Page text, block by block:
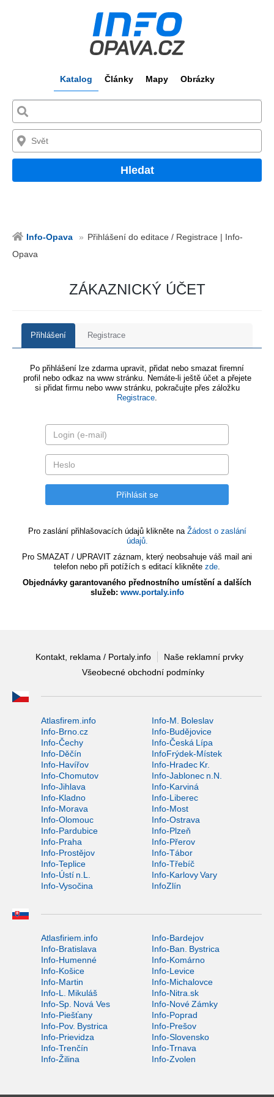
Katalog Články Mapy Obrázky
Hledat
Info-Opava
Přihlášení do editace / Registrace | Info-
Opava
ZÁKAZNICKÝ ÚČET
Přihlášení Registrace
Po přihlášení lze zdarma upravit, přidat nebo smazat firemní
profil nebo odkaz na www stránku. Nemáte-li ještě účet a přejete
si přidat firmu nebo www stránku, pokračujte přes záložku
Registrace.
Pro zaslání přihlašovacích údajů klikněte na Žádost o zaslání
údajů.
Pro SMAZAT / UPRAVIT záznam, který neobsahuje váš mail ani
telefon nebo při potížích s editací klikněte zde.
Objednávky garantovaného přednostního umístění a dalších
služeb: www.portaly.info
Kontakt, reklama / Portaly.info
Naše reklamní prvky
Všeobecné obchodní podmínky
Atlasfirem.info
Info-M. Boleslav
Info-Brno.cz
Info-Budějovice
Info-Čechy
Info-Česká Lípa
Info-Děčín
InfoFrýdek-Místek
Info-Havířov
Info-Hradec Kr.
Info-Chomutov
Info-Jablonec n.N.
Info-Jihlava
Info-Karviná
Info-Kladno
Info-Liberec
Info-Morava
Info-Most
Info-Olomouc
Info-Ostrava
Info-Pardubice
Info-Plzeň
Info-Praha
Info-Přerov
Info-Prostějov
Info-Tábor
Info-Teplice
Info-Třebíč
Info-Ústí n.L.
Info-Karlovy Vary
Info-Vysočina
InfoZlín
Atlasfiriem.info
Info-Bardejov
Info-Bratislava
Info-Ban. Bystrica
Info-Humenné
Info-Komárno
Info-Košice
Info-Levice
Info-Martin
Info-Michalovce
Info-L. Mikuláš
Info-Nitra.sk
Info-Sp. Nová Ves
Info-Nové Zámky
Info-Piešťany
Info-Poprad
Info-Pov. Bystrica
Info-Prešov
Info-Prievidza
Info-Slovensko
Info-Trenčín
Info-Trnava
Info-Žilina
Info-Zvolen